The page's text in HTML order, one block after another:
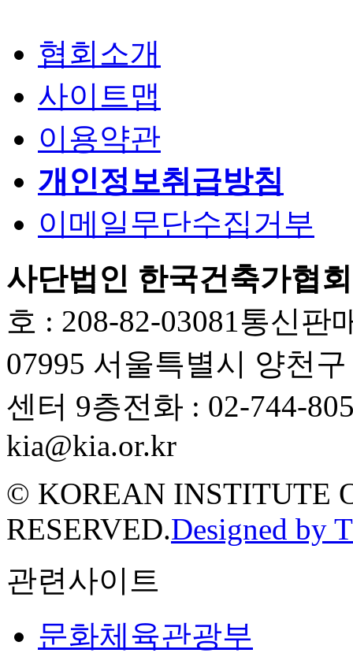
협회소개
사이트맵
이용약관
개인정보취급방침
이메일무단수집거부
사단법인 한국건축가협회
호 : 208-82-03081 통신판
07995 서울특별시 양천
센터 9층전화 : 02-744-
kia@kia.or.kr
© KOREAN INSTITUTE
RESERVED.Designed by
관련사이트
문화체육관광부